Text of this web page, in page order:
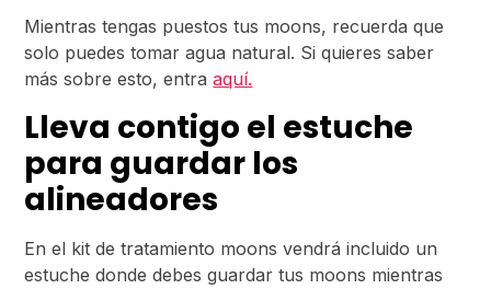
Mientras tengas puestos tus moons, recuerda que
solo puedes tomar agua natural. Si quieres saber
más sobre esto, entraaquí.
Lleva contigo el estuche
para guardar los
alineadores
En el kit de tratamiento moons vendrá incluido un
estuche donde debes guardar tus moons mientras